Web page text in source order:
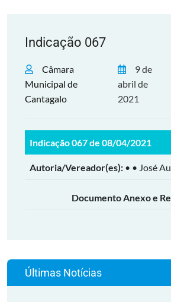
Indicação 067
Câmara
Municipal de
Cantagalo
9 de
abril de
2021
Indicação 067 de 08/04/2021
Autoria/Vereador(es): • • José
Documento Anexo e
Últimas Notícias